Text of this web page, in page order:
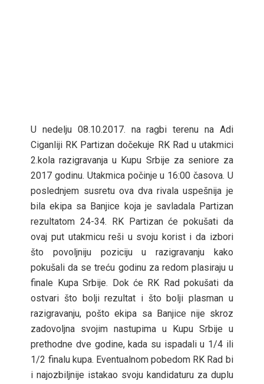
U nedelju 08.10.2017. na ragbi terenu na Adi
Ciganliji RK Partizan dočekuje RK Rad u utakmici
2.kola razigravanja u Kupu Srbije za seniore za
2017 godinu. Utakmica počinje u 16:00 časova. U
poslednjem susretu ova dva rivala uspešnija je
bila ekipa sa Banjice koja je savladala Partizan
rezultatom 24-34. RK Partizan će pokušati da
ovaj put utakmicu reši u svoju korist i da izbori
što povoljniju poziciju u razigravanju kako
pokušali da se treću godinu za redom plasiraju u
finale Kupa Srbije. Dok će RK Rad pokušati da
ostvari što bolji rezultat i što bolji plasman u
razigravanju, pošto ekipa sa Banjice nije skroz
zadovoljna svojim nastupima u Kupu Srbije u
prethodne dve godine, kada su ispadali u 1/4 ili
1/2 finalu kupa. Eventualnom pobedom RK Rad bi
i najozbiljnije istakao svoju kandidaturu za duplu